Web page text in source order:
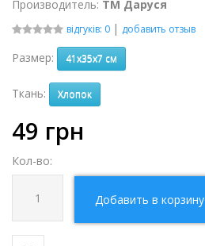
Производитель: ТМ Даруся
відгуків: 0 | добавить отзыв
Размер: 41х35х7 см
Ткань: Хлопок
49 грн
Кол-во:
Добавить в корзину